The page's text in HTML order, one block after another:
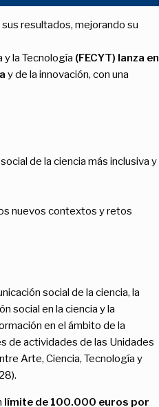
resultados, mejorando su
y la Tecnología (FECYT) lanza en
y de la innovación, con una
de la ciencia más inclusiva y
nuevos contextos y retos
social de la ciencia, la
social en la ciencia y la
en el ámbito de la
de actividades de las Unidades
Arte, Ciencia, Tecnología y
límite de 100.000 euros por